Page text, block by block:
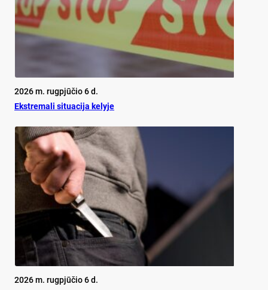
2026 m. rugpjūčio 6 d.
Ekst­re­ma­li si­tua­ci­ja ke­ly­je
2026 m. rugpjūčio 6 d.